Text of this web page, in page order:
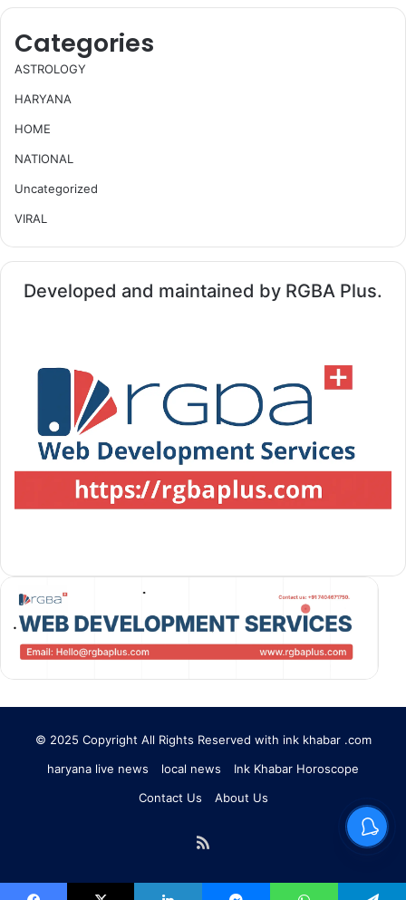
Categories
ASTROLOGY
HARYANA
HOME
NATIONAL
Uncategorized
VIRAL
Developed and maintained by RGBA Plus.
© 2025 Copyright All Rights Reserved with ink khabar .com
haryana live news
local news
Ink Khabar Horoscope
Contact Us
About Us